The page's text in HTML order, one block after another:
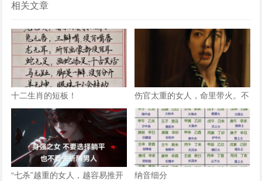
相关文章
十二生肖的短板！
伤官太重的女人，命里带火。不
是说她热烈，是说她这辈子，火
总往外烧
“七杀”越重的女人，越容易推开
纳音细分